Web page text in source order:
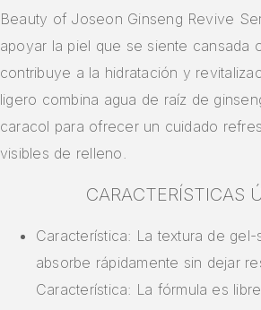
Beauty of Joseon Ginseng Revive
apoyar la piel que se siente cansada
contribuye a la hidratación y
ligero combina agua de raíz de
caracol para ofrecer un cuidado
visibles de relleno.
CARACTERÍSTICAS
Característica: La textura de
absorbe rápidamente sin dejar
Característica: La fórmula es